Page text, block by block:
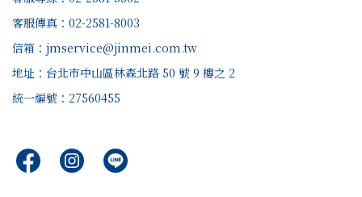
客服傳真：02-2581-8003
信箱：jmservice@jinmei.com.tw
地址：台北市中山區林森北路 50 號 9 樓之 2
統一編號：27560455